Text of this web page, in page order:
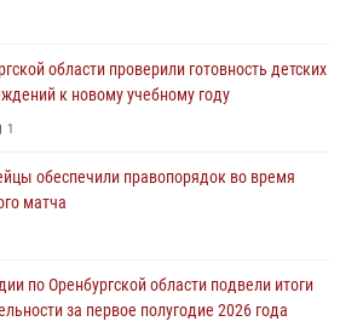
ОМОН «Кобра» Росгвардии в Оренбурге
объектам
области проверили готовность детских
к новому учебному году
1
обеспечили правопорядок во время
матча
по Оренбургской области подвели итоги
за первое полугодие 2026 года